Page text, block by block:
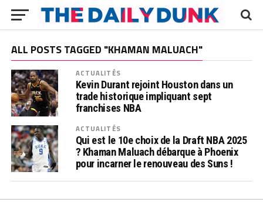
ALL POSTS TAGGED "KHAMAN MALUACH"
ACTUALITÉS
Kevin Durant rejoint Houston dans un
trade historique impliquant sept
franchises NBA
ACTUALITÉS
Qui est le 10e choix de la Draft NBA 2025
? Khaman Maluach débarque à Phoenix
pour incarner le renouveau des Suns !